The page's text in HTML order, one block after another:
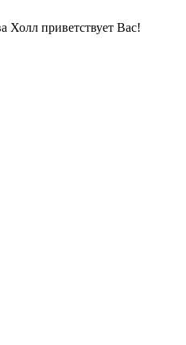
Холл приветствует Вас!